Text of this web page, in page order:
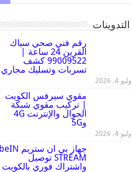
رقم فني صحي سباك
القرين 24 ساعة |
99009522 كشف
تسربات وتسليك مجاري
4, 2026
مقوي سيرفس الكويت
| تركيب مقوي شبكة
الجوال والإنترنت 4G
و5G
4, 2026
جهاز بي ان ستريم beIN
STREAM توصيل
واشتراك فوري بالكويت